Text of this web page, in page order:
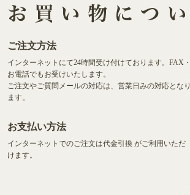
ご注文方法
インターネットにて24時間受け付けております。FAX・
お電話でもお受けいたします。
ご注文やご質問メールの対応は、営業日みの対応となり
ます。
お支払い方法
インターネットでのご注文は代金引換 がご利用いただ
けます。